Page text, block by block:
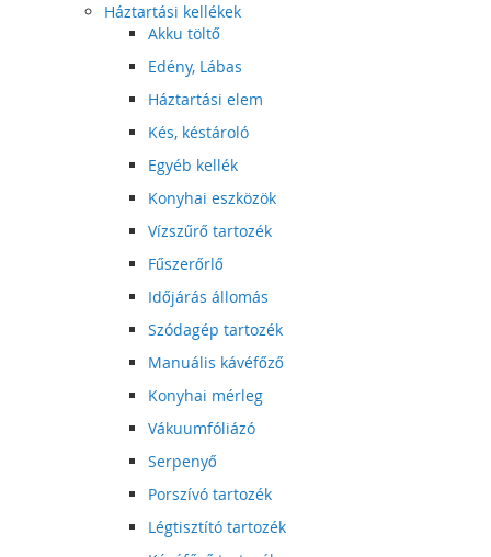
Háztartási kellékek
Akku töltő
Edény, Lábas
Háztartási elem
Kés, késtároló
Egyéb kellék
Konyhai eszközök
Vízszűrő tartozék
Fűszerőrlő
Időjárás állomás
Szódagép tartozék
Manuális kávéfőző
Konyhai mérleg
Vákuumfóliázó
Serpenyő
Porszívó tartozék
Légtisztító tartozék